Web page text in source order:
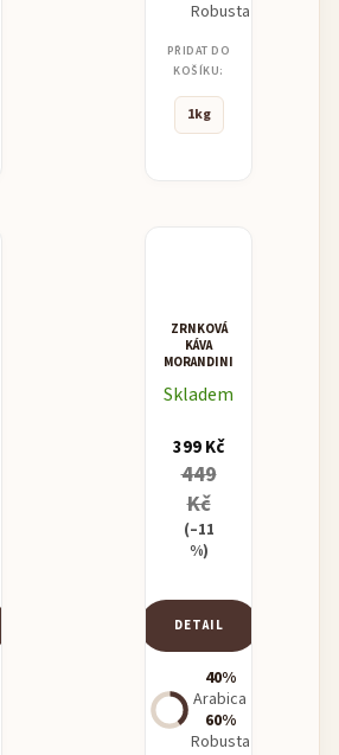
Robusta
PŘIDAT DO
KOŠÍKU:
1kg
ZRNKOVÁ
KÁVA
MORANDINI
SUPERCREMA
Skladem
399 Kč
449
Kč
(–11
%)
DETAIL
40%
Arabica
60%
Robusta